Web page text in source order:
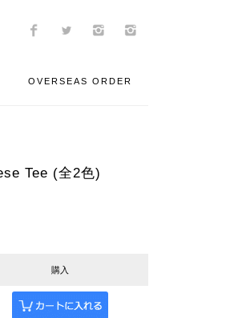
OVERSEAS ORDER
Tee (全2色)
購入